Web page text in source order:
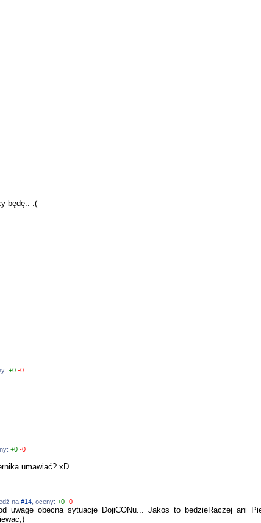
będę.. :(
+0 -0
+0 -0
umawiać? xD
na#14 , oceny:+0 -0
uwage obecna sytuacje DojiCONu... Jakos to bedzieRaczej ani